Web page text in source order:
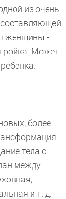
из очень
женщины -
Может
более
тела с
между
и т. д.